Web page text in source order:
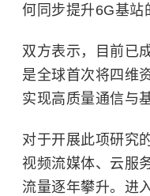
何同步提升6G基站
双方表示，目前已
是全球首次将四维
实现高质量通信与
对于开展此项研究
视频流媒体、云服
流量逐年攀升。进